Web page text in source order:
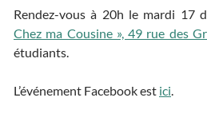
Rendez-vous à 20h le mardi 17
Chez ma Cousine », 49 rue des
étudiants.
L’événement Facebook est ici.